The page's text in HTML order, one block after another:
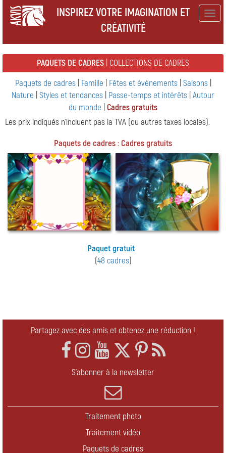
INSPIREZ VOTRE IMAGINATION ET
CRÉATIVITÉ
PAQUETS DE CADRES | COLLECTIONS DE CADRES
Paquets de cadres Famille Fêtes et événements Saisons
Nature Styles et tendances Passe-temps et intérêts Autour
du monde Cadres gratuits
Les prix indiqués n'incluent pas la TVA (ou autres taxes locales).
Paquets de cadres : Cadres gratuits
Paquet gratuit
(48 cadres)
Partagez avec des amis et obtenez une réduction !
S'abonner à la newsletter
Traitement photo
Traitement vidéo
Paquets de cadres